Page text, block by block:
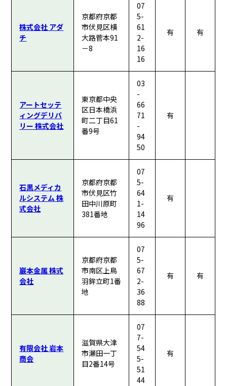
株式会社 アダ
チ
京都府京都
市伏見区横
大路菅本91
－8
07
5-
61
2-
16
16
有 有
アートセッテ
ィングデリバ
リー 株式会社
東京都中央
区日本橋浜
町二丁目61
番9号
03
-
66
71
-
94
50
有
石黒メディカ
ルシステム 株
式会社
京都府京都
市伏見区竹
田中川原町
381番地
07
5-
64
1-
14
96
有
巖本金属 株式
会社
京都府京都
市南区上鳥
羽鉾立町1番
地
07
5-
67
2-
36
88
有 有
有限会社 岩本
商会
滋賀県大津
市瀬田一丁
目2番14号
07
7-
54
5-
51
44
有